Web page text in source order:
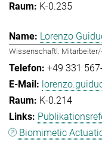
K-0.235
Lorenzo
Wissenschaftl.
+49 331
K-0.214
Biomimetic